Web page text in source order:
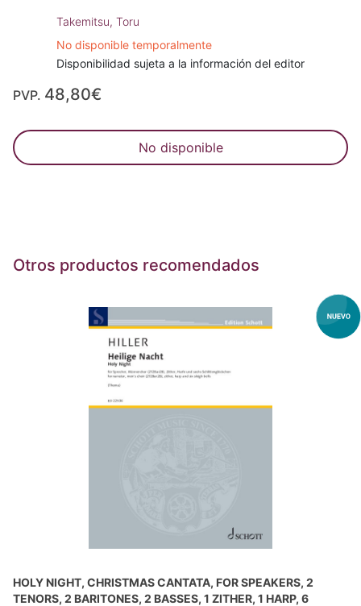
Takemitsu, Toru
No disponible temporalmente
Disponibilidad sujeta a la información del editor
PVP. 48,80€
No disponible
Otros productos recomendados
HOLY NIGHT, CHRISTMAS CANTATA, FOR SPEAKERS, 2
TENORS, 2 BARITONES, 2 BASSES, 1 ZITHER, 1 HARP, 6